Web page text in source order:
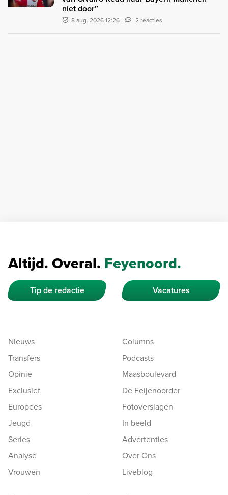
niet door”
8 aug. 2026 12:26 2 reacties
Altijd. Overal. Feyenoord.
Tip de redactie Vacatures
Nieuws
Transfers
Opinie
Exclusief
Europees
Jeugd
Series
Analyse
Vrouwen
Columns
Podcasts
Maasboulevard
De Feijenoorder
Fotoverslagen
In beeld
Advertenties
Over Ons
Liveblog